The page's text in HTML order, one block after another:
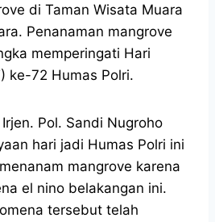
di Taman Wisata Muara
Penanaman mangrove
memperingati Hari
ke-72 Humas Polri.
Pol. Sandi Nugroho
hari jadi Humas Polri ini
mangrove karena
el nino belakangan ini.
tersebut telah